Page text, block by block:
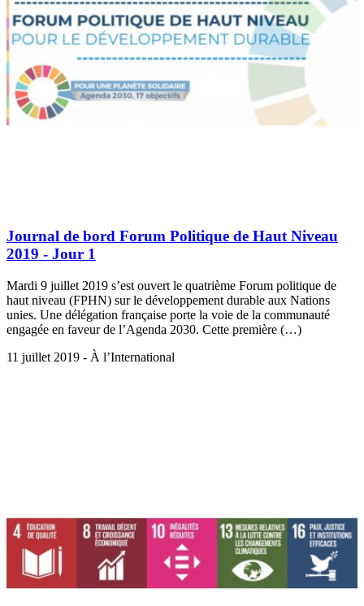
Journal de bord Forum Politique de Haut Niveau
2019 - Jour 1
Mardi 9 juillet 2019 s’est ouvert le quatrième Forum politique de
haut niveau (FPHN) sur le développement durable aux Nations
unies. Une délégation française porte la voie de la communauté
engagée en faveur de l’Agenda 2030. Cette première (…)
11 juillet 2019 - À l’International